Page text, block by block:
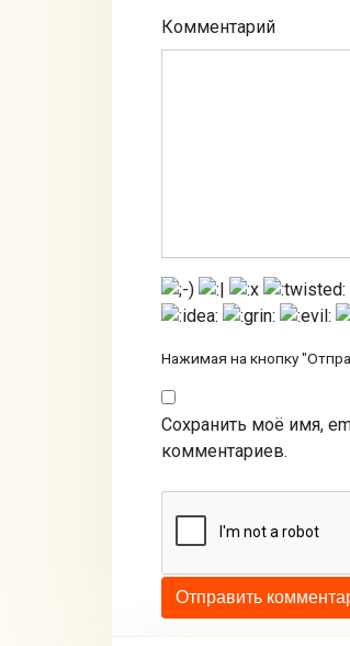
Комментарий
Нажимая на кнопку
Сохранить моё имя,
комментариев.